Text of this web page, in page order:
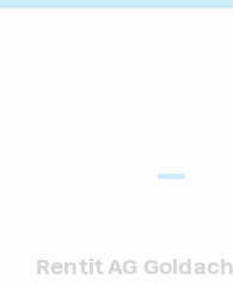
Rentit AG Goldach